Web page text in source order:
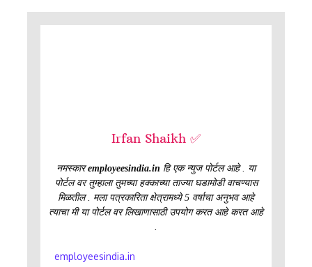
Irfan Shaikh ✅
नमस्कारemployeesindia.in हि एक न्युज पोर्टल आहे . या
पोर्टल वर तुम्हाला तुमच्या हक्काच्या ताज्या घडामोडी वाचण्यास
मिळतील . मला पत्रकारिता क्षेत्रामध्ये 5 वर्षाचा अनुभव आहे
त्याचा मी या पोर्टल वर लिखाणासाठी उपयोग करत आहे करत आहे
.
employeesindia.in